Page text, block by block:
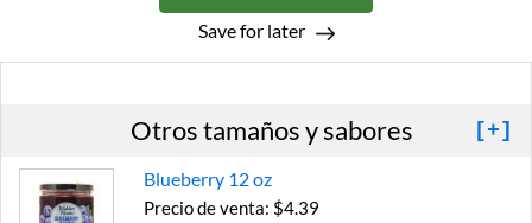
Save for later
Otros tamaños y sabores [+]
Blueberry 12 oz
Precio de venta: $4.39